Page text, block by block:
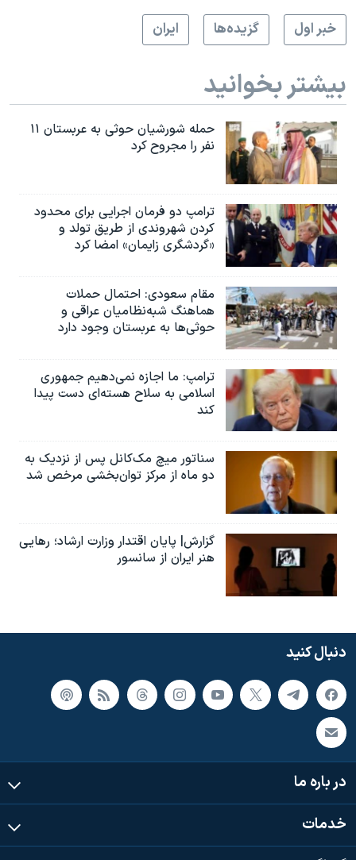
خبر اول
گزيده‌ها ايران
بیشتر بخوانید
حمله شورشیان حوثی به عربستان ۱۱
نفر را مجروح کرد
ترامپ دو فرمان اجرایی برای محدود
کردن شهروندی از طریق تولد و
«گردشگری زایمان» امضا کرد
مقام سعودی: احتمال حملات
هماهنگ شبه‌نظامیان عراقی و
حوثی‌ها به عربستان وجود دارد
ترامپ: ما اجازه نمی‌دهیم جمهوری
اسلامی به سلاح هسته‌ای دست پیدا
کند
سناتور میچ مک‌کانل پس از نزدیک به
دو ماه از مرکز توان‌بخشی مرخص شد
گزارش| پایان اقتدار وزارت ارشاد؛ رهایی
هنر ایران از سانسور
دنبال کنید
در باره ما
خدمات